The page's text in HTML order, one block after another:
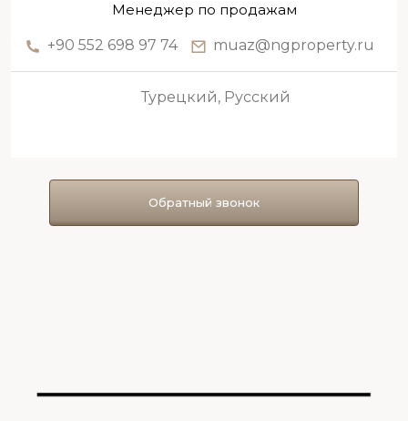
Менеджер по продажам
+90 552 698 97 74 muaz@ngproperty.ru
Турецкий, Русский
Обратный звонок